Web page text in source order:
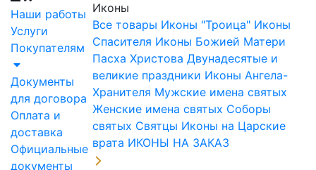
Наши работы
Услуги
Покупателям
Документы
для договора
Оплата и
доставка
Официальные
документы
Иконы
Все товары Иконы "Троица" Иконы
Спасителя Иконы Божией Матери
Пасха Христова Двунадесятые и
великие праздники Иконы Ангела-
Хранителя Мужские имена святых
Женские имена святых Соборы
святых Святцы Иконы на Царские
врата ИКОНЫ НА ЗАКАЗ